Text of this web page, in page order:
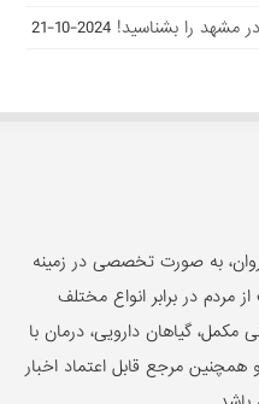
2024-10-21
به صورت تخصصی در زمینه
در برابر انواع مختلف
مکمل، گیاهان دارویی، درمان با
مرجع قابل اعتماد اخبار